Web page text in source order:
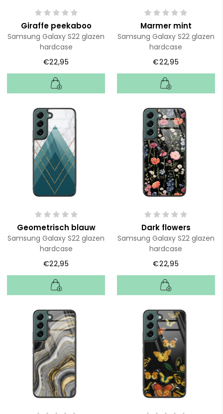
Giraffe peekaboo
Samsung Galaxy S22 glazen
hardcase
€22,95
Marmer mint
Samsung Galaxy S22 glazen
hardcase
€22,95
Geometrisch blauw
Samsung Galaxy S22 glazen
hardcase
€22,95
Dark flowers
Samsung Galaxy S22 glazen
hardcase
€22,95